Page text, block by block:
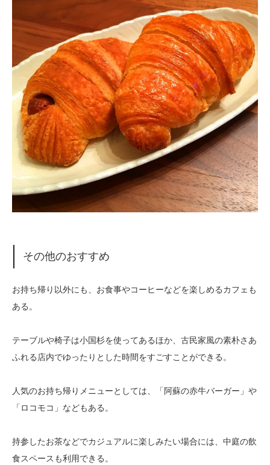
その他のおすすめ
お持ち帰り以外にも、お食事やコーヒーなどを楽しめるカフェも
ある。
テーブルや椅子は小国杉を使ってあるほか、古民家風の素朴さあ
ふれる店内でゆったりとした時間をすごすことができる。
人気のお持ち帰りメニューとしては、「阿蘇の赤牛バーガー」や
「ロコモコ」などもある。
持参したお茶などでカジュアルに楽しみたい場合には、中庭の飲
食スペースも利用できる。